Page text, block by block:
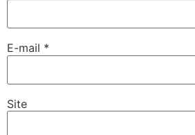
E-mail *
Site